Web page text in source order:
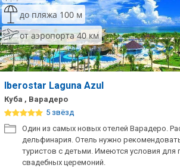
до пляжа 100 м
от аэропорта 40 км
Iberostar Laguna Azul
Куба , Варадеро
5 звёзд
Один из самых новых отелей Варадеро.
дельфинария. Отель нужно
туристов с детьми. Имеются условия для
свадебных церемоний.
Экскурсионные туры
VIP отели 5 звезд
ТОП 10 лучших отелей 5*
ТОП 10 недорогих отелей
5*
Лучшие отели 4* звезды
Недорогие отели 4*